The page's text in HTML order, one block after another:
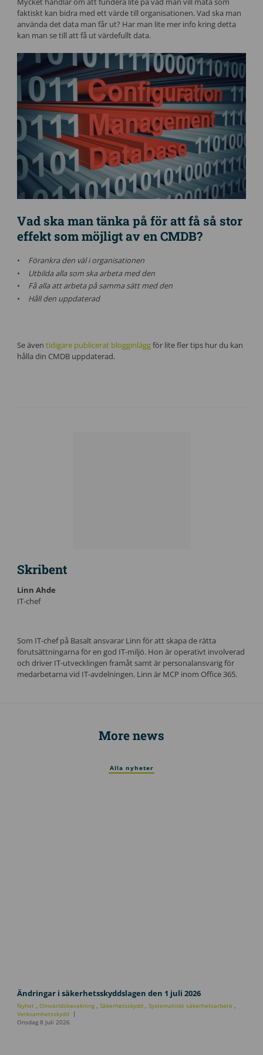
faktiskt kan bidra med ett värde till organisationen. Vad ska man
använda det data man får ut? Har man lite mer info kring detta
kan man se till att få ut värdefullt data.
Vad ska man tänka på för att få så stor
effekt som möjligt av en CMDB?
Förankra den väl i organisationen
Utbilda alla som ska arbeta med den
Få alla att arbeta på samma sätt med den
Håll den uppdaterad
Se även tidigare publicerat blogginläggför lite fler tips hur du kan
hålla din CMDB uppdaterad.
Skribent
Linn Ahde
IT-chef
Som IT-chef på Basalt ansvarar Linn för att skapa de rätta
förutsättningarna för en god IT-miljö. Hon är operativt involverad
och driver IT-utvecklingen framåt samt är personalansvarig för
medarbetarna vid IT-avdelningen. Linn är MCP inom Office 365.
More news
Alla nyheter
p
p
d
a
Ändringar i säkerhetsskyddslagen den 1 juli 2026
Nyhet , Omvärldsbevakning , Säkerhetsskydd , Systematiskt säkerhetsarbete ,
Verksamhetsskydd
Onsdag 8 Juli 2026